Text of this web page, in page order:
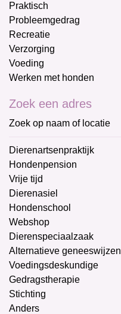
Praktisch
Probleemgedrag
Recreatie
Verzorging
Voeding
Werken met honden
Zoek een adres
Zoek op naam of locatie
Dierenartsenpraktijk
Hondenpension
Vrije tijd
Dierenasiel
Hondenschool
Webshop
Dierenspeciaalzaak
Alternatieve geneeswijzen
Voedingsdeskundige
Gedragstherapie
Stichting
Anders